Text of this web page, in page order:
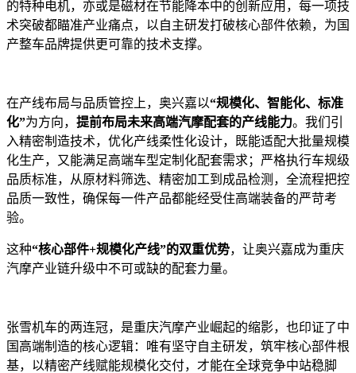
的特种电机，亦或是磁材在节能降本中的创新应用，每一项技
术突破都瞄准产业痛点，以自主研发打破核心部件依赖，为国
产整车品牌提供更可靠的技术支撑。
在产线布局与品质管控上，奥兴嘉以“规模化、智能化、标准
化”为方向， 提前布局未来高端汽摩配套的产线能力。我们引
入精密制造技术，优化产线柔性化设计，既能适配大批量规模
化生产，又能满足高端车型定制化配套需求；严格执行车规级
品质标准，从原材料筛选、精密加工到成品检测，全流程把控
品质一致性，确保每一件产品都能经受住高端装备的严苛考
验。
这种“核心部件+规模化产线”的双重优势，让奥兴嘉成为重庆
汽摩产业链升级中不可或缺的配套力量。
张雪机车的两连冠，是重庆汽摩产业崛起的缩影，也印证了中
国高端制造的核心逻辑：唯有坚守自主研发，筑牢核心部件根
基，以精密产线赋能规模化交付，才能在全球竞争中站稳脚